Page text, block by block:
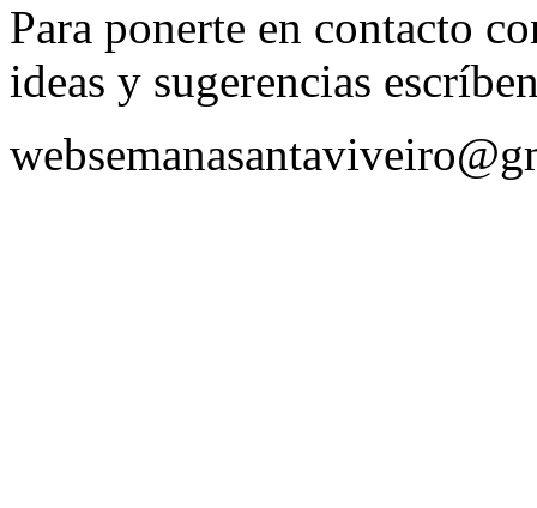
Para ponerte en contacto
ideas y sugerencias